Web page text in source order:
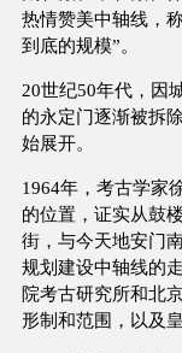
热情赞美中轴线，
到底的规模”。
20世纪50年代，因
的永定门逐渐被拆
始展开。
1964年，考古学家
的位置，证实从鼓
街，与今天地安门
规划建设中轴线的
院考古研究所和北
形制和范围，以及